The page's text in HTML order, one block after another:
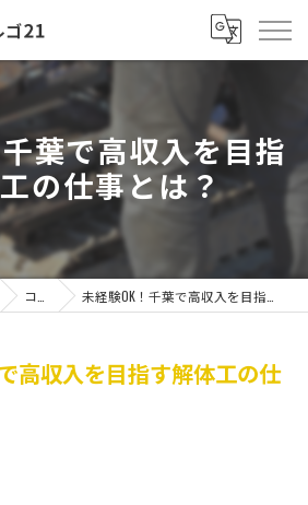
葉で高収入を目指
の仕事とは？
コラム 未経験OK！千葉で高収入を目指す解体工の仕事とは？
高収入を目指す解体工の仕